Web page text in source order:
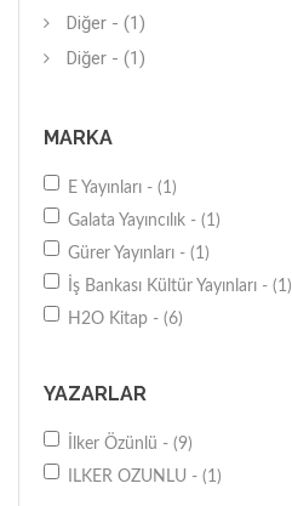
Diğer - (1)
Diğer - (1)
MARKA
E Yayınları - (1)
Galata Yayıncılık - (1)
Gürer Yayınları - (1)
İş Bankası Kültür Yayınları - (1)
H2O Kitap - (6)
YAZARLAR
İlker Özünlü - (9)
ILKER OZUNLU - (1)